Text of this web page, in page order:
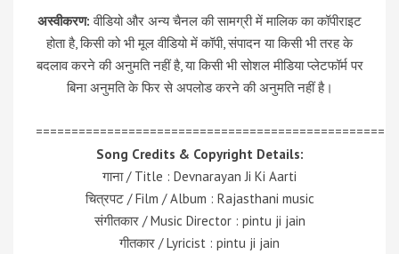
अस्वीकरण: वीडियो और अन्य चैनल की सामग्री में मालिक का कॉपीराइट
होता है, किसी को भी मूल वीडियो में कॉपी, संपादन या किसी भी तरह के
बदलाव करने की अनुमति नहीं है, या किसी भी सोशल मीडिया प्लेटफॉर्म पर
बिना अनुमति के फिर से अपलोड करने की अनुमति नहीं है।
=================================================
Song Credits & Copyright Details:
गाना / Title : Devnarayan Ji Ki Aarti
चित्रपट / Film / Album : Rajasthani music
संगीतकार / Music Director : pintu ji jain
गीतकार / Lyricist : pintu ji jain